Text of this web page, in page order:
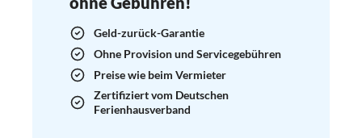
Geld-zurück-Garantie
Ohne Provision und Servicegebühren
Preise wie beim Vermieter
Zertifiziert vom Deutschen
Ferienhausverband